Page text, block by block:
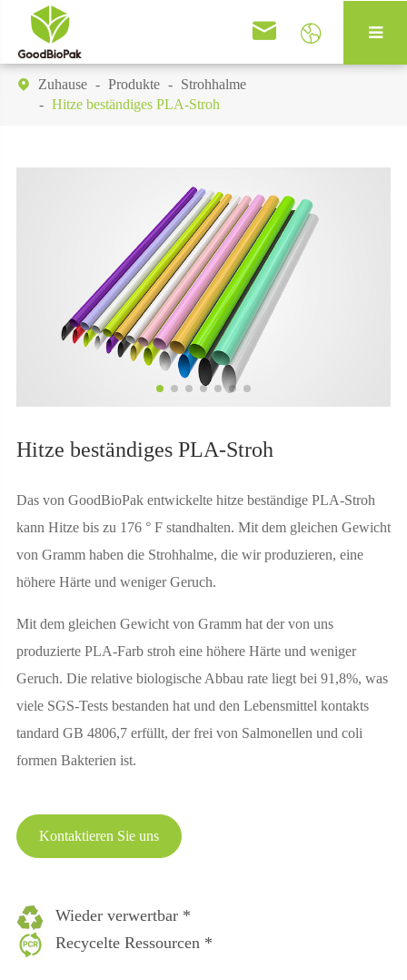
 
 Zuhause Produkte
Strohhalme
Hitze beständiges PLA-Stroh
Hitze beständiges PLA-Stroh
Das von GoodBioPak entwickelte hitze beständige PLA-Stroh
kann Hitze bis zu 176 ° F standhalten. Mit dem gleichen Gewicht
von Gramm haben die Strohhalme, die wir produzieren, eine
höhere Härte und weniger Geruch.
Mit dem gleichen Gewicht von Gramm hat der von uns
produzierte PLA-Farb stroh eine höhere Härte und weniger
Geruch. Die relative biologische Abbau rate liegt bei 91,8%, was
viele SGS-Tests bestanden hat und den Lebensmittel kontakts
tandard GB 4806,7 erfüllt, der frei von Salmonellen und coli
formen Bakterien ist.
Kontaktieren Sie uns
Wieder verwertbar *
Recycelte Ressourcen *